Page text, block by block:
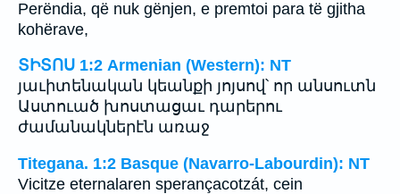
Perëndia, që nuk gënjen, e premtoi para të gjitha
kohërave,
ՏԻՏՈՍ 1:2 Armenian (Western): NT
յաւիտենական կեանքի յոյսով՝ որ անսուտն
Աստուած խոստացաւ դարերու
ժամանակներէն առաջ
Titegana. 1:2 Basque (Navarro-Labourdin): NT
Vicitze eternalaren sperançacotzát, cein